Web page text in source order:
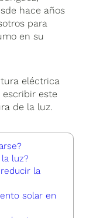
hace años
para
en su
eléctrica
escribir este
de la luz.
luz?
la
solar en